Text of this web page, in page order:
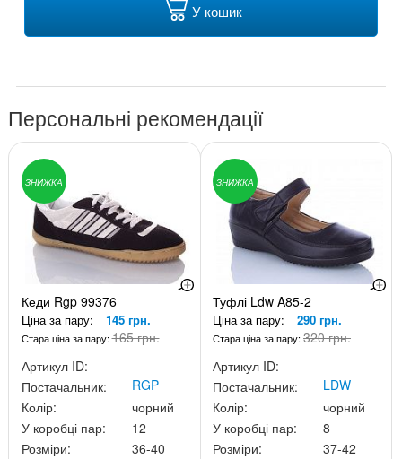
У кошик
Персональні рекомендації
ЗНИЖКА
Кеди Rgp 99376
Ціна за пару: 145 грн.
Стара ціна за пару:165 грн.
Артикул ID:
Постачальник:
RGP
Колір:
чорний
У коробці пар:
12
Розміри:
36-40
ЗНИЖКА
Туфлі Ldw A85-2
Ціна за пару: 290 грн.
Стара ціна за пару:320 грн.
Артикул ID:
Постачальник:
LDW
Колір:
чорний
У коробці пар:
8
Розміри:
37-42